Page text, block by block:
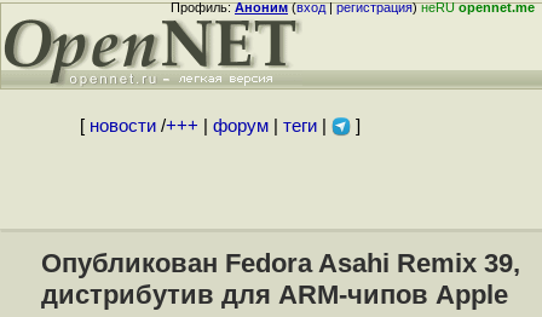
Профиль:Аноним(вход|регистрация)неRUopennet.me
[ новости/+++ форум| теги| ]
Опубликован Fedora Asahi Remix 39,
дистрибутив для ARM-чипов Apple